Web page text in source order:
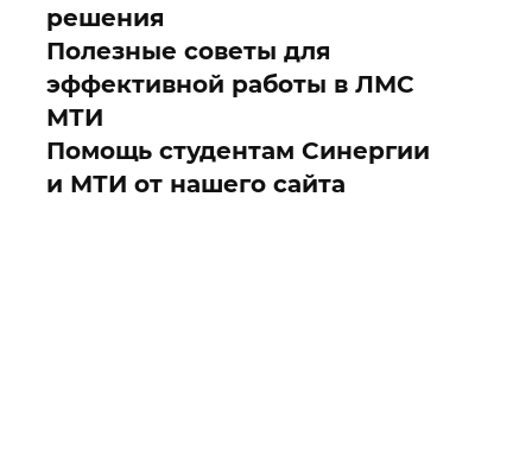
решения
Полезные советы для
эффективной работы в ЛМС
МТИ
Помощь студентам Синергии
и МТИ от нашего сайта